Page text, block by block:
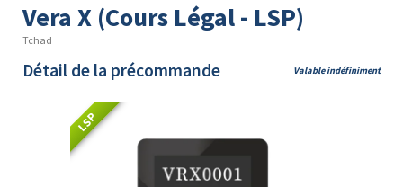
Vera X (Cours Légal - LSP)
Tchad
Détail de la précommande Valable indéfiniment
LSP